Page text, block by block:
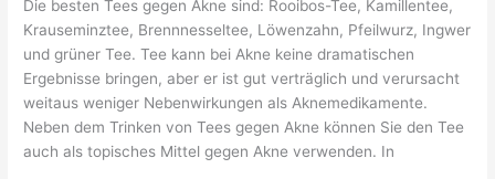
Die besten Tees gegen Akne sind: Rooibos-Tee, Kamillentee,
Krauseminztee, Brennnesseltee, Löwenzahn, Pfeilwurz, Ingwer
und grüner Tee. Tee kann bei Akne keine dramatischen
Ergebnisse bringen, aber er ist gut verträglich und verursacht
weitaus weniger Nebenwirkungen als Aknemedikamente.
Neben dem Trinken von Tees gegen Akne können Sie den Tee
auch als topisches Mittel gegen Akne verwenden. In